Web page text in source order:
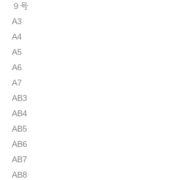
９号
A3
A4
A5
A6
A7
AB3
AB4
AB5
AB6
AB7
AB8